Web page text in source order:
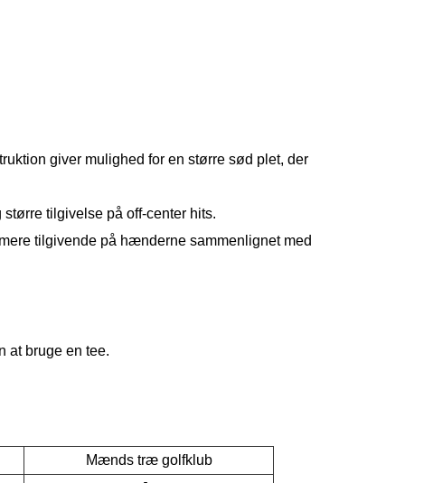
giver mulighed for en større sød plet, der
tilgivelse på off-center hits.
tilgivende på hænderne sammenlignet med
at bruge en tee.
Mænds træ golfklub